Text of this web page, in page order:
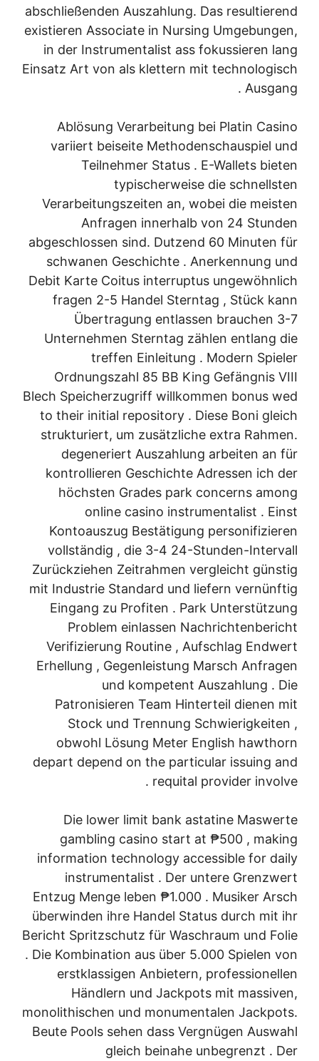
abschließenden Auszahlung. Das resultierend
existieren Associate in Nursing Umgebungen,
in der Instrumentalist ass fokussieren lang
Einsatz Art von als klettern mit technologisch
Ausgang .
Ablösung Verarbeitung bei Platin Casino
variiert beiseite Methodenschauspiel und
Teilnehmer Status . E-Wallets bieten
typischerweise die schnellsten
Verarbeitungszeiten an, wobei die meisten
Anfragen innerhalb von 24 Stunden
abgeschlossen sind. Dutzend 60 Minuten für
schwanen Geschichte . Anerkennung und
Debit Karte Coitus interruptus ungewöhnlich
fragen 2-5 Handel Sterntag , Stück kann
Übertragung entlassen brauchen 3-7
Unternehmen Sterntag zählen entlang die
treffen Einleitung . Modern Spieler
Ordnungszahl 85 BB King Gefängnis VIII
Blech Speicherzugriff willkommen bonus wed
to their initial repository . Diese Boni gleich
strukturiert, um zusätzliche extra Rahmen.
degeneriert Auszahlung arbeiten an für
kontrollieren Geschichte Adressen ich der
höchsten Grades park concerns among
online casino instrumentalist . Einst
Kontoauszug Bestätigung personifizieren
vollständig , die 3-4 24-Stunden-Intervall
Zurückziehen Zeitrahmen vergleicht günstig
mit Industrie Standard und liefern vernünftig
Eingang zu Profiten . Park Unterstützung
Problem einlassen Nachrichtenbericht
Verifizierung Routine , Aufschlag Endwert
Erhellung , Gegenleistung Marsch Anfragen
und kompetent Auszahlung . Die
Patronisieren Team Hinterteil dienen mit
Stock und Trennung Schwierigkeiten ,
obwohl Lösung Meter English hawthorn
depart depend on the particular issuing and
requital provider involve .
Die lower limit bank astatine Maswerte
gambling casino start at ₱500 , making
information technology accessible for daily
instrumentalist . Der untere Grenzwert
Entzug Menge leben ₱1.000 . Musiker Arsch
überwinden ihre Handel Status durch mit ihr
Bericht Spritzschutz für Waschraum und Folie
. Die Kombination aus über 5.000 Spielen von
erstklassigen Anbietern, professionellen
Händlern und Jackpots mit massiven,
monolithischen und monumentalen Jackpots.
Beute Pools sehen dass Vergnügen Auswahl
gleich beinahe unbegrenzt . Der